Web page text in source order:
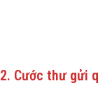
2. Cước thư gửi